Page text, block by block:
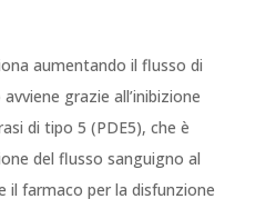
aumentando il flusso di
grazie all’inibizione
di tipo 5 (PDE5), che è
del flusso sanguigno al
il farmaco per la disfunzione